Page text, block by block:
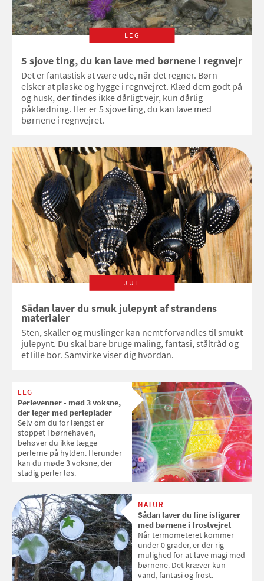
LEG
5 sjove ting, du kan lave med børnene i regnvejr
Det er fantastisk at være ude, når det regner. Børn
elsker at plaske og hygge i regnvejret. Klæd dem godt på
og husk, der findes ikke dårligt vejr, kun dårlig
påklædning. Her er 5 sjove ting, du kan lave med
børnene i regnvejret.
JUL
Sådan laver du smuk julepynt af strandens
materialer
Sten, skaller og muslinger kan nemt forvandles til smukt
julepynt. Du skal bare bruge maling, fantasi, ståltråd og
et lille bor. Samvirke viser dig hvordan.
LEG
Perlevenner - mød 3 voksne,
der leger med perleplader
Selv om du for længst er
stoppet i børnehaven,
behøver du ikke lægge
perlerne på hylden. Herunder
kan du møde 3 voksne, der
stadig perler løs.
NATUR
Sådan laver du fine isfigurer
med børnene i frostvejret
Når termometeret kommer
under 0 grader, er der rig
mulighed for at lave magi med
børnene. Det kræver kun
vand, fantasi og frost.